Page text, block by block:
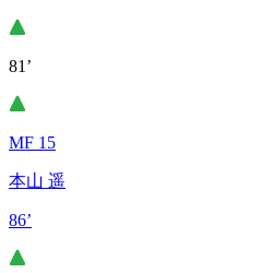
81’
MF 15
本山 遥
86’